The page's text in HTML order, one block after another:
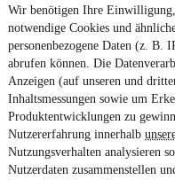
Wir benötigen Ihre
notwendige Cookies und
personenbezogene Daten (z. B.
abrufen können. Die
Anzeigen (auf unseren und
Inhaltsmessungen sowie um
Produktentwicklungen zu
Nutzererfahrung innerhalb
Nutzungsverhalten analysieren
Nutzerdaten zusammenstellen
Unfallfrei •EZ 05/2024
Travel Assist * Alu19"